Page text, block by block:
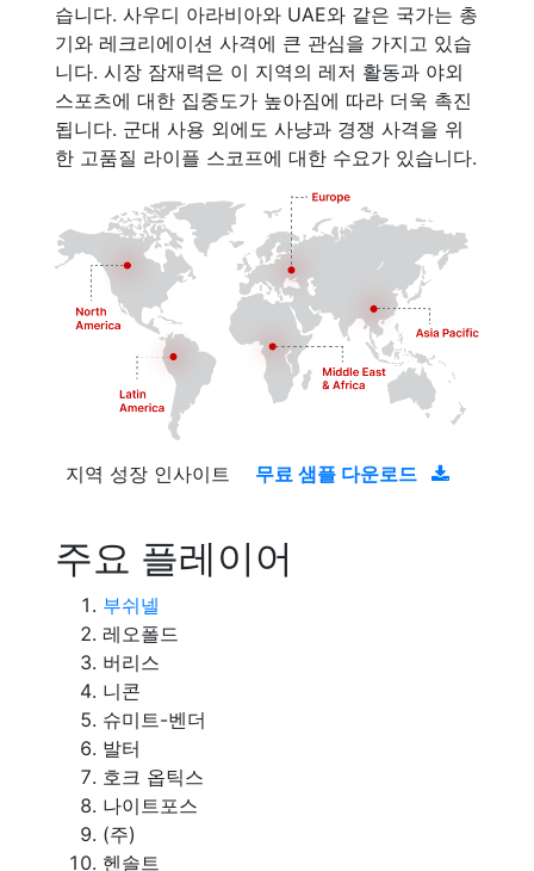
습니다. 사우디 아라비아와 UAE와 같은 국가는 총
기와 레크리에이션 사격에 큰 관심을 가지고 있습
니다. 시장 잠재력은 이 지역의 레저 활동과 야외
스포츠에 대한 집중도가 높아짐에 따라 더욱 촉진
됩니다. 군대 사용 외에도 사냥과 경쟁 사격을 위
한 고품질 라이플 스코프에 대한 수요가 있습니다.
지역 성장 인사이트 무료 샘플 다운로드
주요 플레이어
부쉬넬
레오폴드
버리스
니콘
슈미트-벤더
발터
호크 옵틱스
나이트포스
(주)
헨솔트